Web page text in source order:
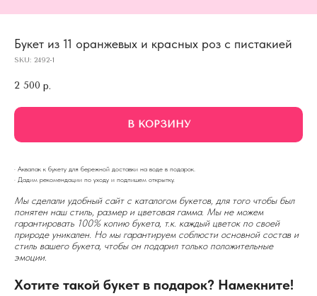
Букет из 11 оранжевых и красных роз с пистакией
SKU: 2492-1
2 500 р.
В КОРЗИНУ
· Аквапак к букету для бережной доставки на воде в подарок.
· Дадим рекомендации по уходу и подпишем открытку.
Мы сделали удобный сайт с каталогом букетов, для того чтобы был
понятен наш стиль, размер и цветовая гамма. Мы не можем
гарантировать 100% копию букета, т.к. каждый цветок по своей
природе уникален. Но мы гарантируем соблюсти основной состав и
стиль вашего букета, чтобы он подарил только положительные
эмоции.
Хотите такой букет в подарок? Намекните!